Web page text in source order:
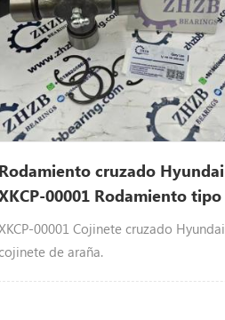
Rodamiento cruzado Hyundai
00001 Rodamiento tipo
00001 Cojinete cruzado Hyundai
de araña.